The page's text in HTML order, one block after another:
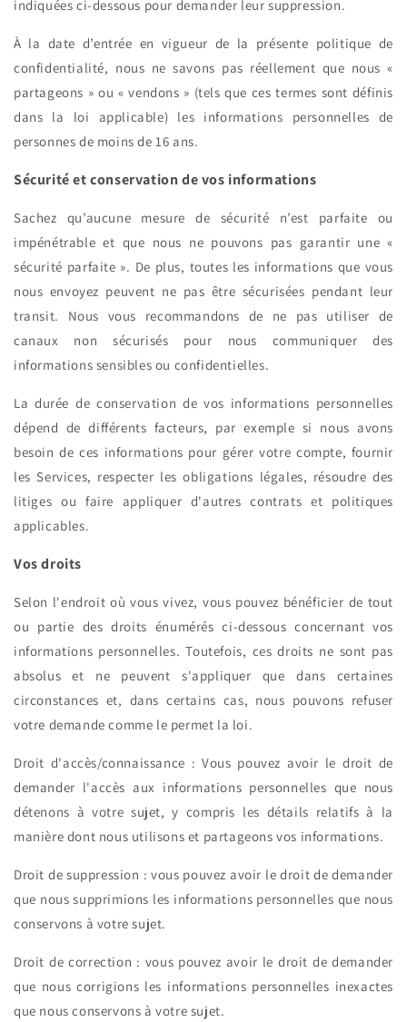
indiquées ci-dessous pour demander leur suppression.
À la date d’entrée en vigueur de la présente politique de
confidentialité, nous ne savons pas réellement que nous «
partageons » ou « vendons » (tels que ces termes sont définis
dans la loi applicable) les informations personnelles de
personnes de moins de 16 ans.
Sécurité et conservation de vos informations
Sachez qu’aucune mesure de sécurité n’est parfaite ou
impénétrable et que nous ne pouvons pas garantir une «
sécurité parfaite ». De plus, toutes les informations que vous
nous envoyez peuvent ne pas être sécurisées pendant leur
transit. Nous vous recommandons de ne pas utiliser de
canaux non sécurisés pour nous communiquer des
informations sensibles ou confidentielles.
La durée de conservation de vos informations personnelles
dépend de différents facteurs, par exemple si nous avons
besoin de ces informations pour gérer votre compte, fournir
les Services, respecter les obligations légales, résoudre des
litiges ou faire appliquer d'autres contrats et politiques
applicables.
Vos droits
Selon l'endroit où vous vivez, vous pouvez bénéficier de tout
ou partie des droits énumérés ci-dessous concernant vos
informations personnelles. Toutefois, ces droits ne sont pas
absolus et ne peuvent s'appliquer que dans certaines
circonstances et, dans certains cas, nous pouvons refuser
votre demande comme le permet la loi.
Droit d'accès/connaissance : Vous pouvez avoir le droit de
demander l'accès aux informations personnelles que nous
détenons à votre sujet, y compris les détails relatifs à la
manière dont nous utilisons et partageons vos informations.
Droit de suppression : vous pouvez avoir le droit de demander
que nous supprimions les informations personnelles que nous
conservons à votre sujet.
Droit de correction : vous pouvez avoir le droit de demander
que nous corrigions les informations personnelles inexactes
que nous conservons à votre sujet.